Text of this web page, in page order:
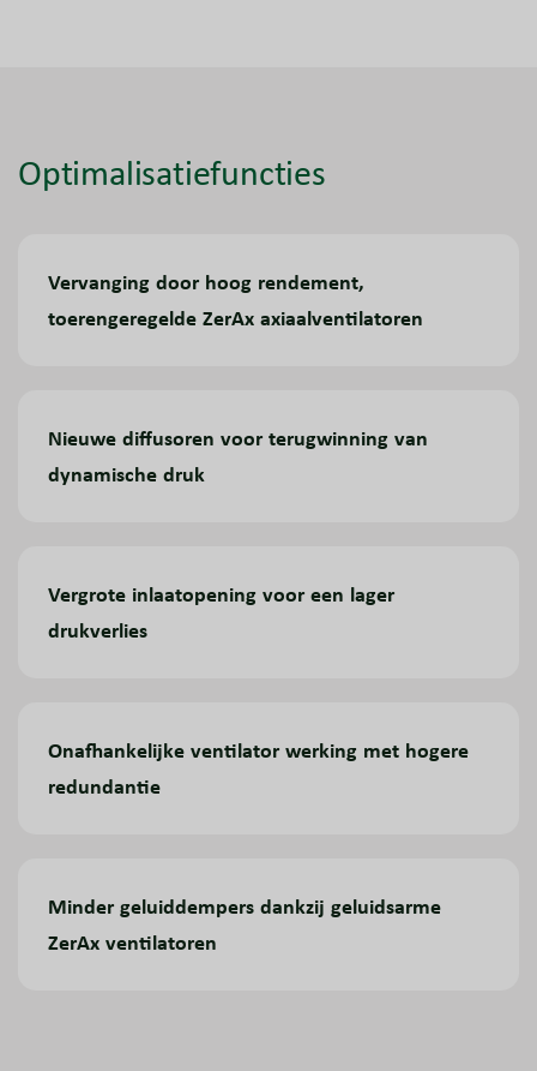
Optimalisatiefuncties
Vervanging door hoog rendement,
toerengeregelde ZerAx axiaalventilatoren
Nieuwe diffusoren voor terugwinning van
dynamische druk
Vergrote inlaatopening voor een lager
drukverlies
Onafhankelijke ventilator werking met hogere
redundantie
Minder geluiddempers dankzij geluidsarme
ZerAx ventilatoren